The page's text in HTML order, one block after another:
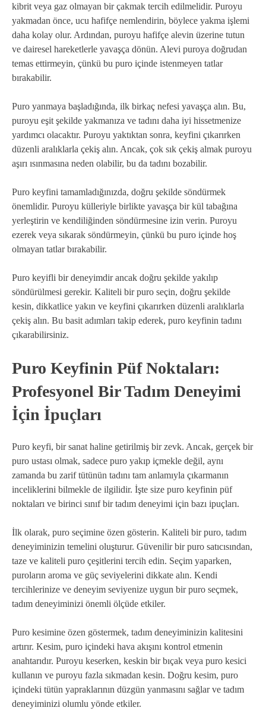
kibrit veya gaz olmayan bir çakmak tercih edilmelidir. Puroyu
yakmadan önce, ucu hafifçe nemlendirin, böylece yakma işlemi
daha kolay olur. Ardından, puroyu hafifçe alevin üzerine tutun
ve dairesel hareketlerle yavaşça dönün. Alevi puroya doğrudan
temas ettirmeyin, çünkü bu puro içinde istenmeyen tatlar
bırakabilir.
Puro yanmaya başladığında, ilk birkaç nefesi yavaşça alın. Bu,
puroyu eşit şekilde yakmanıza ve tadını daha iyi hissetmenize
yardımcı olacaktır. Puroyu yaktıktan sonra, keyfini çıkarırken
düzenli aralıklarla çekiş alın. Ancak, çok sık çekiş almak puroyu
aşırı ısınmasına neden olabilir, bu da tadını bozabilir.
Puro keyfini tamamladığınızda, doğru şekilde söndürmek
önemlidir. Puroyu külleriyle birlikte yavaşça bir kül tabağına
yerleştirin ve kendiliğinden söndürmesine izin verin. Puroyu
ezerek veya sıkarak söndürmeyin, çünkü bu puro içinde hoş
olmayan tatlar bırakabilir.
Puro keyifli bir deneyimdir ancak doğru şekilde yakılıp
söndürülmesi gerekir. Kaliteli bir puro seçin, doğru şekilde
kesin, dikkatlice yakın ve keyfini çıkarırken düzenli aralıklarla
çekiş alın. Bu basit adımları takip ederek, puro keyfinin tadını
çıkarabilirsiniz.
Puro Keyfinin Püf Noktaları:
Profesyonel Bir Tadım Deneyimi
İçin İpuçları
Puro keyfi, bir sanat haline getirilmiş bir zevk. Ancak, gerçek bir
puro ustası olmak, sadece puro yakıp içmekle değil, aynı
zamanda bu zarif tütünün tadını tam anlamıyla çıkarmanın
inceliklerini bilmekle de ilgilidir. İşte size puro keyfinin püf
noktaları ve birinci sınıf bir tadım deneyimi için bazı ipuçları.
İlk olarak, puro seçimine özen gösterin. Kaliteli bir puro, tadım
deneyiminizin temelini oluşturur. Güvenilir bir puro satıcısından,
taze ve kaliteli puro çeşitlerini tercih edin. Seçim yaparken,
puroların aroma ve güç seviyelerini dikkate alın. Kendi
tercihlerinize ve deneyim seviyenize uygun bir puro seçmek,
tadım deneyiminizi önemli ölçüde etkiler.
Puro kesimine özen göstermek, tadım deneyiminizin kalitesini
artırır. Kesim, puro içindeki hava akışını kontrol etmenin
anahtarıdır. Puroyu keserken, keskin bir bıçak veya puro kesici
kullanın ve puroyu fazla sıkmadan kesin. Doğru kesim, puro
içindeki tütün yapraklarının düzgün yanmasını sağlar ve tadım
deneyiminizi olumlu yönde etkiler.